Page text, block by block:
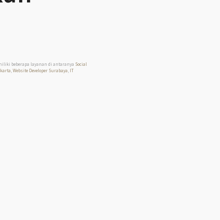
beberapa layanan di antaranya Social
Website Developer Surabaya IT